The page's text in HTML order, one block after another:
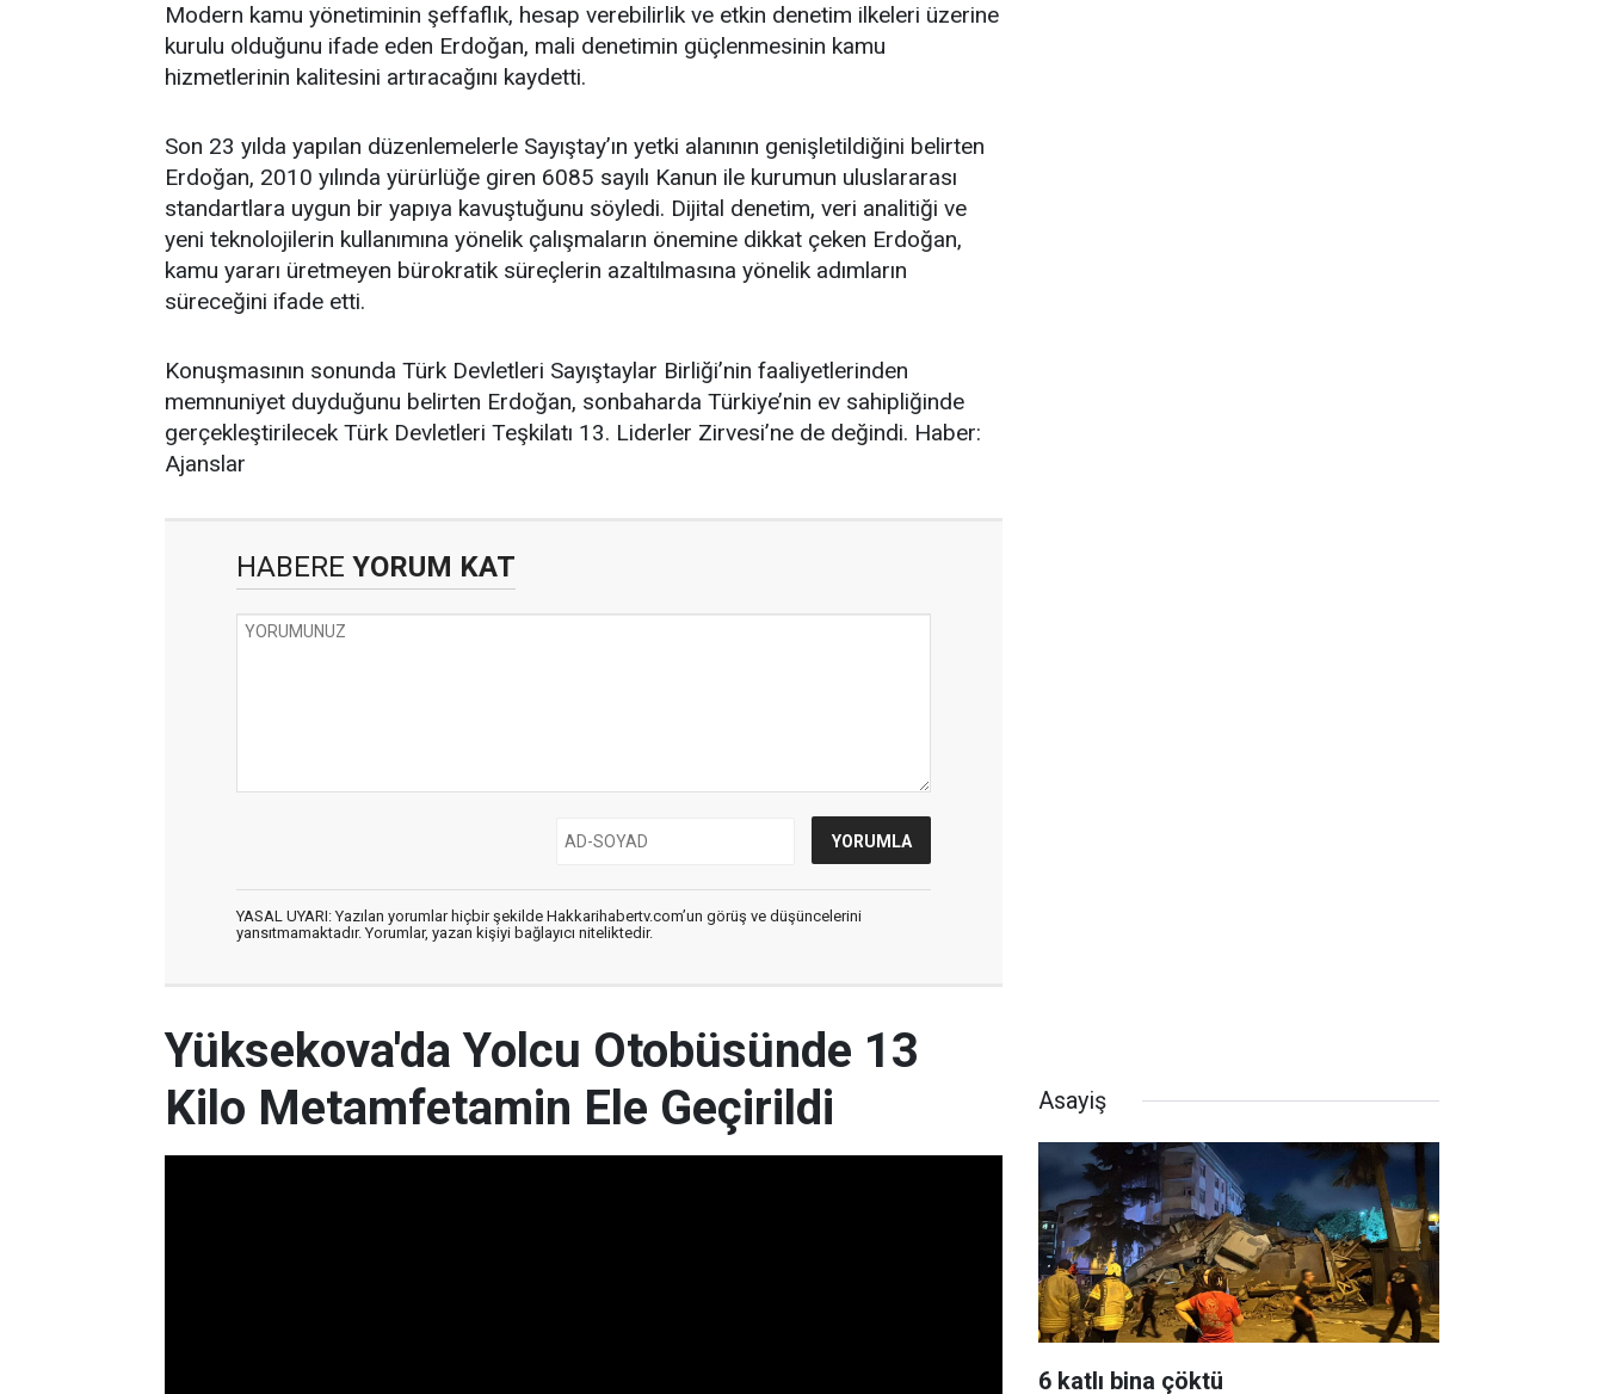
Modern kamu yönetiminin şeffaflık, hesap verebilirlik ve etkin denetim ilkeleri üzerine
kurulu olduğunu ifade eden Erdoğan, mali denetimin güçlenmesinin kamu
hizmetlerinin kalitesini artıracağını kaydetti.
Son 23 yılda yapılan düzenlemelerle Sayıştay’ın yetki alanının genişletildiğini belirten
Erdoğan, 2010 yılında yürürlüğe giren 6085 sayılı Kanun ile kurumun uluslararası
standartlara uygun bir yapıya kavuştuğunu söyledi. Dijital denetim, veri analitiği ve
yeni teknolojilerin kullanımına yönelik çalışmaların önemine dikkat çeken Erdoğan,
kamu yararı üretmeyen bürokratik süreçlerin azaltılmasına yönelik adımların
süreceğini ifade etti.
Konuşmasının sonunda Türk Devletleri Sayıştaylar Birliği’nin faaliyetlerinden
memnuniyet duyduğunu belirten Erdoğan, sonbaharda Türkiye’nin ev sahipliğinde
gerçekleştirilecek Türk Devletleri Teşkilatı 13. Liderler Zirvesi’ne de değindi. Haber:
Ajanslar
HABERE YORUM KAT
YASAL UYARI: Yazılan yorumlar hiçbir şekilde Hakkarihabertv.com’un görüş ve düşüncelerini
yansıtmamaktadır. Yorumlar, yazan kişiyi bağlayıcı niteliktedir.
Yüksekova'da Yolcu Otobüsünde 13
Kilo Metamfetamin Ele Geçirildi
Asayiş
6 katlı bina çöktü